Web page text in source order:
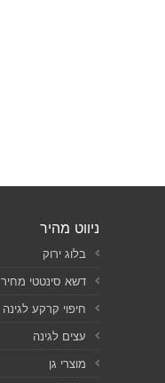
ניווט מהיר
בלוג ירוק
דשא סינטטי מחיר
חיפוי קרקע לגינה
עצים לגינה
מוצרי גן